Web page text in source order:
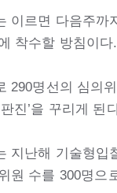
이르면 다음주까
착수할 방침이다.
290명선의 심의
진’을 꾸리게 된
지난해 기술형입
원 수를 300명으